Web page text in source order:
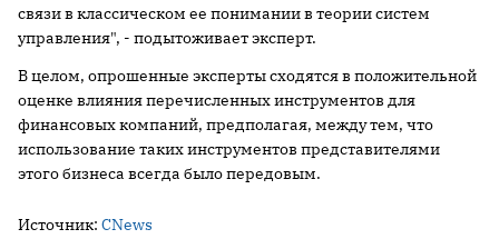
связи в классическом ее понимании в теории систем
управления", - подытоживает эксперт.
В целом, опрошенные эксперты сходятся в положительной
оценке влияния перечисленных инструментов для
финансовых компаний, предполагая, между тем, что
использование таких инструментов представителями
этого бизнеса всегда было передовым.
Источник: CNews